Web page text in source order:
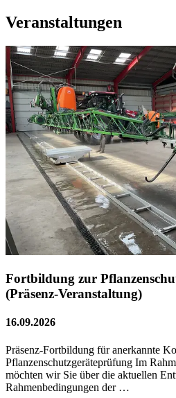
Veranstaltungen
Fortbildung zur
(Präsenz-Veranstaltung)
16.09.2026
Präsenz-Fortbildung für anerkannte
Pflanzenschutzgeräteprüfung Im
möchten wir Sie über die aktuellen
Rahmenbedingungen der …